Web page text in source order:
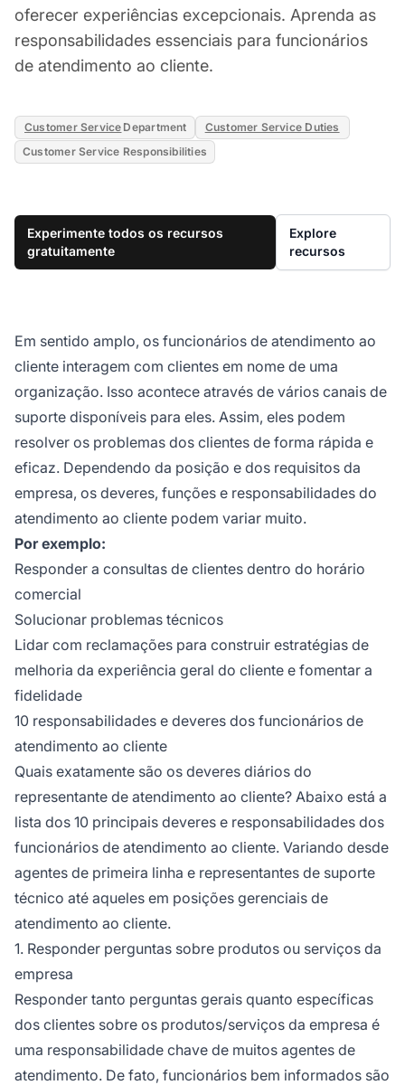
oferecer experiências excepcionais. Aprenda as
responsabilidades essenciais para funcionários
de atendimento ao cliente.
Customer Service Department
Customer Service Duties
Customer Service Responsibilities
Experimente todos os recursos
gratuitamente
Explore
recursos
Em sentido amplo, os funcionários de atendimento ao
cliente interagem com clientes em nome de uma
organização. Isso acontece através de vários canais de
suporte disponíveis para eles. Assim, eles podem
resolver os problemas dos clientes de forma rápida e
eficaz. Dependendo da posição e dos requisitos da
empresa, os deveres, funções e responsabilidades do
atendimento ao cliente podem variar muito.
Por exemplo:
Responder a consultas de clientes dentro do horário
comercial
Solucionar problemas técnicos
Lidar com reclamações para construir estratégias de
melhoria da experiência geral do cliente e fomentar a
fidelidade
10 responsabilidades e deveres dos funcionários de
atendimento ao cliente
Quais exatamente são os deveres diários do
representante de atendimento ao cliente? Abaixo está a
lista dos 10 principais deveres e responsabilidades dos
funcionários de atendimento ao cliente. Variando desde
agentes de primeira linha e representantes de suporte
técnico até aqueles em posições gerenciais de
atendimento ao cliente.
1. Responder perguntas sobre produtos ou serviços da
empresa
Responder tanto perguntas gerais quanto específicas
dos clientes sobre os produtos/serviços da empresa é
uma responsabilidade chave de muitos agentes de
atendimento. De fato, funcionários bem informados são